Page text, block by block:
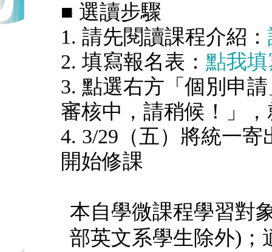
■ 選讀步驟
1. 請先閱讀課程介紹：
2. 填寫報名表： 點我
3. 點選右方「個別申
審核中，請稍候！」
4. 3/29（五）將統一
開始修課
本自學微課程學習對
部英文系學生除外)；